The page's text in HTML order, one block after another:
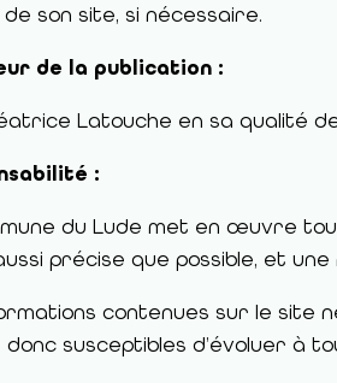
son site, si nécessaire.
de la publication :
Latouche en sa qualité
:
du Lude met en œuvre
précise que possible, et
contenues sur le site
susceptibles d’évoluer à